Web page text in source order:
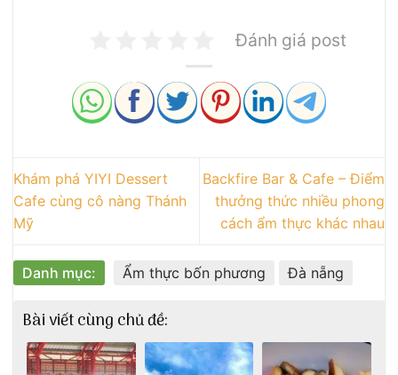
Đánh giá post
Khám phá YIYI Dessert
Cafe cùng cô nàng Thánh
Mỹ
Backfire Bar & Cafe – Điểm
thưởng thức nhiều phong
cách ẩm thực khác nhau
Danh mục: Ẩm thực bốn phương Đà nẵng
Bài viết cùng chủ đề: